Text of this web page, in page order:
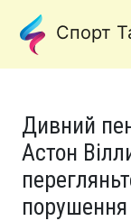
Спорт
Дивний
Астон